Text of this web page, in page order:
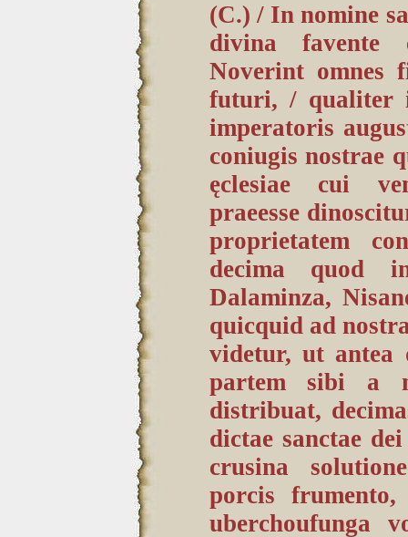
(C.) / In nomine
divina favente
Noverint omnes
futuri, / qualiter
imperatoris
coniugis nostrae
ęclesiae cui
praeesse
proprietatem
decima quod
Dalaminza,
quicquid ad
videtur, ut antea
partem sibi a
distribuat,
dictae sanctae
crusina
porcis
uberchoufunga